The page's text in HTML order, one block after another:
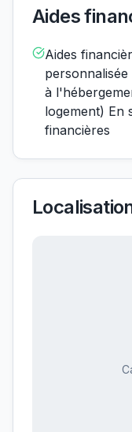
Aides
Aides
à
logement) En
financières